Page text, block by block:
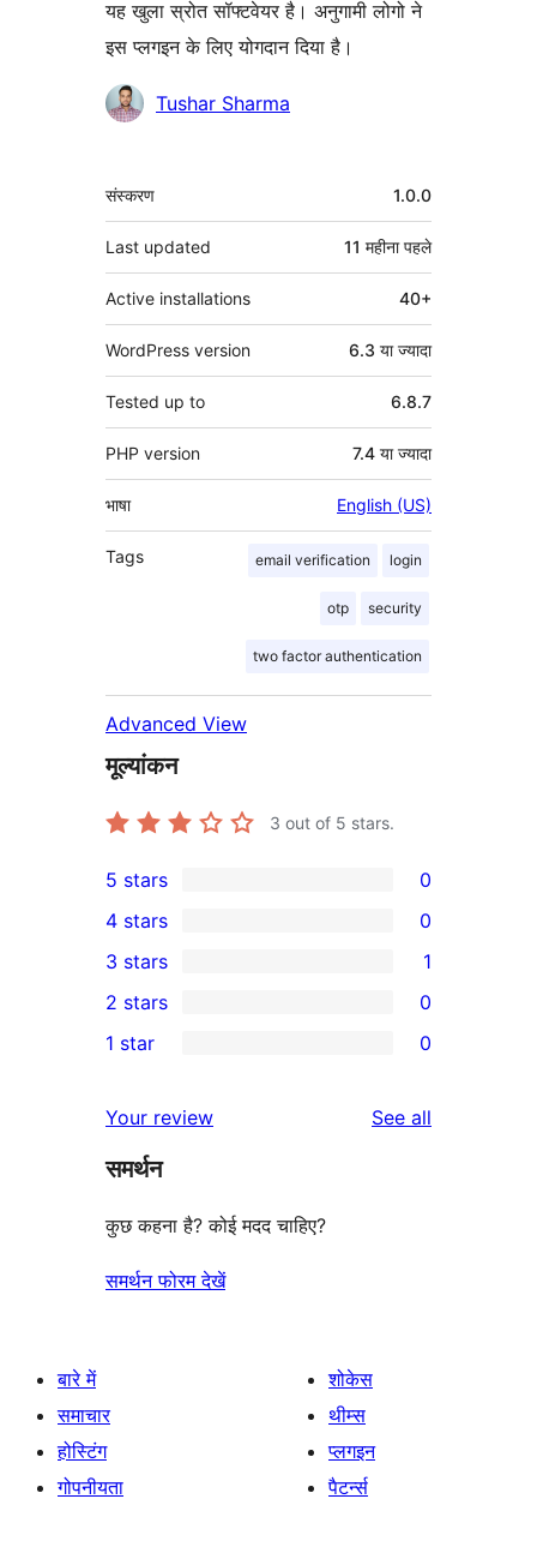
यह खुला स्रोत सॉफ्टवेयर है। अनुगामी लोगो ने
इस प्लगइन के लिए योगदान दिया है।
योगदानकर्ताTushar Sharma
मेटा
संस्करण 1.0.0
Last updated 11 महीनापहले
Active installations 40+
WordPress version 6.3 या ज्यादा
Tested up to 6.8.7
PHP version 7.4 या ज्यादा
भाषा English (US)
Tags email verification login
otp security
two factor authentication
Advanced View
मूल्यांकन
3 out of 5 stars.
0
5-
star
reviews
5 stars 0
4-
star
reviews
4 stars 0
1
3-
star
3 stars 1
2-
reviews
2 stars 0
star
reviews
1 star 0
Your review See all
समर्थन
कुछ कहना है? कोई मदद चाहिए?
समर्थन फोरम देखें
बारे में
समाचार
होस्टिंग
गोपनीयता
शोकेस
थीम्स
प्लगइन
पैटर्न्स